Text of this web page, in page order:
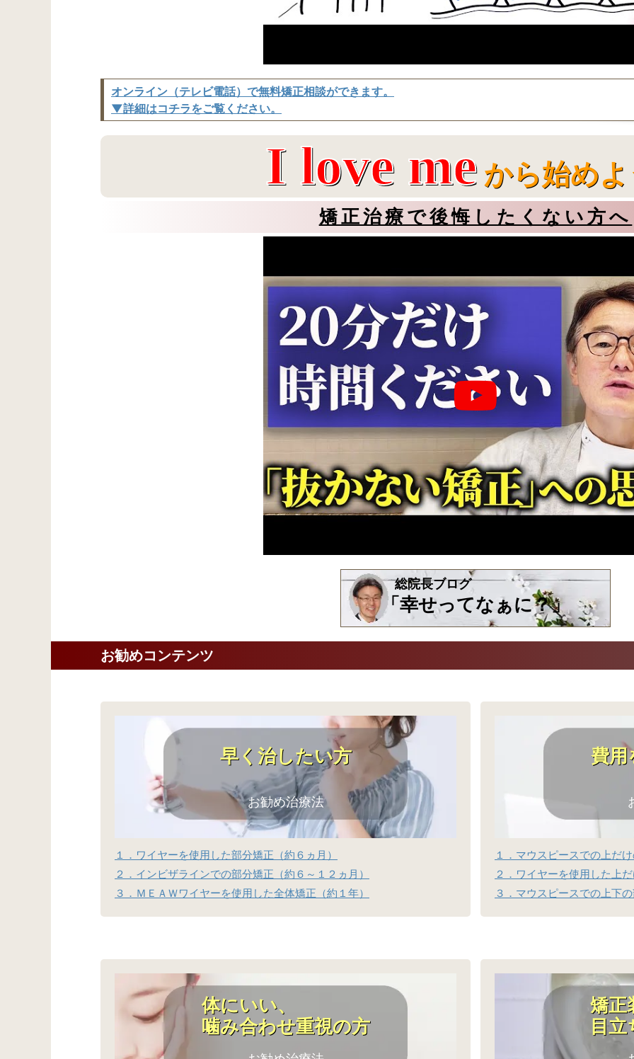
オンライン（テレビ電話）で無料矯正相談ができます。
▼詳細はコチラをご覧ください。
I love me から始め
矯正治療で後悔したくない方へ
総院長ブログ
「幸せってなぁに？」
お勧めコンテンツ
早く治したい方
お勧め治療法
１．ワイヤーを使用した部分矯正（約６ヵ月）
２．インビザラインでの部分矯正（約６～１２ヵ月）
３．ＭＥＡＷワイヤーを使用した全体矯正（約１年）
費用
１．マウスピースでの上だ
２．ワイヤーを使用した上
３．マウスピースでの上
体にいい、
噛み合わせ重視の方
矯正
目